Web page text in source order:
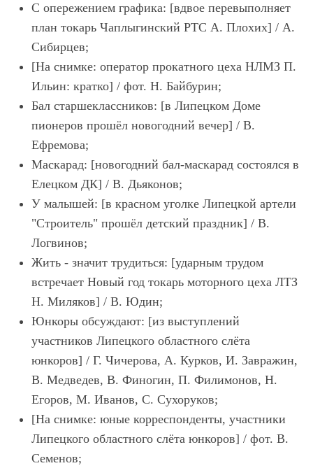
С опережением графика: [вдвое перевыполняет
план токарь Чаплыгинский РТС А. Плохих] / А.
Сибирцев;
[На снимке: оператор прокатного цеха НЛМЗ П.
Ильин: кратко] / фот. Н. Байбурин;
Бал старшеклассников: [в Липецком Доме
пионеров прошёл новогодний вечер] / В.
Ефремова;
Маскарад: [новогодний бал-маскарад состоялся в
Елецком ДК] / В. Дьяконов;
У малышей: [в красном уголке Липецкой артели
"Строитель" прошёл детский праздник] / В.
Логвинов;
Жить - значит трудиться: [ударным трудом
встречает Новый год токарь моторного цеха ЛТЗ
Н. Миляков] / В. Юдин;
Юнкоры обсуждают: [из выступлений
участников Липецкого областного слёта
юнкоров] / Г. Чичерова, А. Курков, И. Завражин,
В. Медведев, В. Финогин, П. Филимонов, Н.
Егоров, М. Иванов, С. Сухоруков;
[На снимке: юные корреспонденты, участники
Липецкого областного слёта юнкоров] / фот. В.
Семенов;